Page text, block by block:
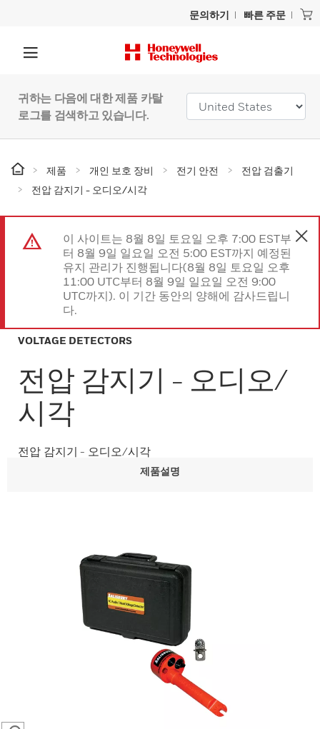
문의하기 빠른 주문
귀하는 다음에 대한 제품 카탈
로그를 검색하고 있습니다.
제품 개인 보호 장비 전기 안전
전압 검출기
전압 감지기 - 오디오/시각
이 사이트는 8월 8일 토요일 오후 7:00 EST부
터 8월 9일 일요일 오전 5:00 EST까지 예정된
유지 관리가 진행됩니다(8월 8일 토요일 오후
11:00 UTC부터 8월 9일 일요일 오전 9:00
UTC까지). 이 기간 동안의 양해에 감사드립니
다.
VOLTAGE DETECTORS
전압 감지기 - 오디오/
시각
전압 감지기 - 오디오/시각
제품설명